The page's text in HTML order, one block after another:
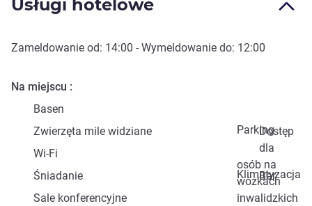
Usługi hotelowe
Zameldowanie od: 14:00 - Wymeldowanie do: 12:00
Na miejscu
Basen
Parking
Zwierzęta mile widziane
Dostęp
dla
osób na
wózkach
inwalidzkich
Wi-Fi
Klimatyzacja
Śniadanie
Bar
Sale konferencyjne